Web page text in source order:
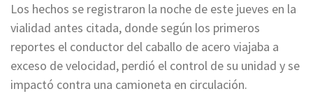
Los hechos se registraron la noche de este jueves en la
vialidad antes citada, donde según los primeros
reportes el conductor del caballo de acero viajaba a
exceso de velocidad, perdió el control de su unidad y se
impactó contra una camioneta en circulación.